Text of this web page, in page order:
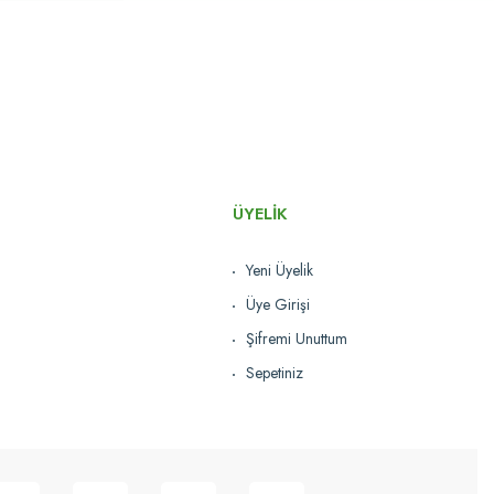
Üçtem-Plas®
Üçtem KA628JK Krom Kat Arabası
11.915,07 TL
Karşılaştır
ÜYELİK
Yeni Üyelik
Üye Girişi
Şifremi Unuttum
Sepetiniz